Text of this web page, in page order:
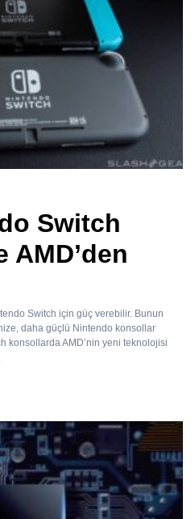
Switch
AMD’den
Switch için güç verebilir. Bunun
daha güçlü Nintendo konsollar
konsollarda AMD’nin yeni teknolojisi